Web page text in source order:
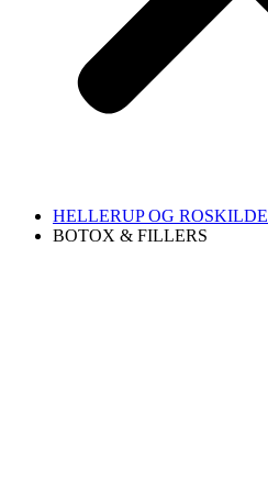
HELLERUP OG ROSKILDE
BOTOX & FILLERS